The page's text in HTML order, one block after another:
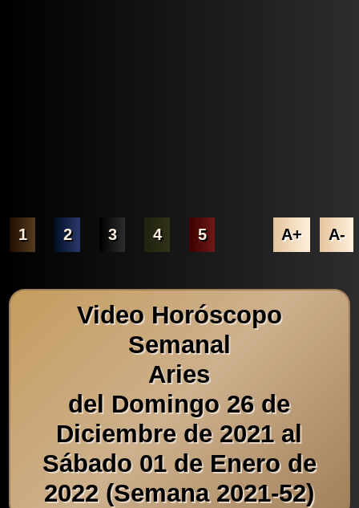
1 2 3 4 5 A+ A-
Video Horóscopo
Semanal
Aries
del Domingo 26 de
Diciembre de 2021 al
Sábado 01 de Enero de
2022 (Semana 2021-52)